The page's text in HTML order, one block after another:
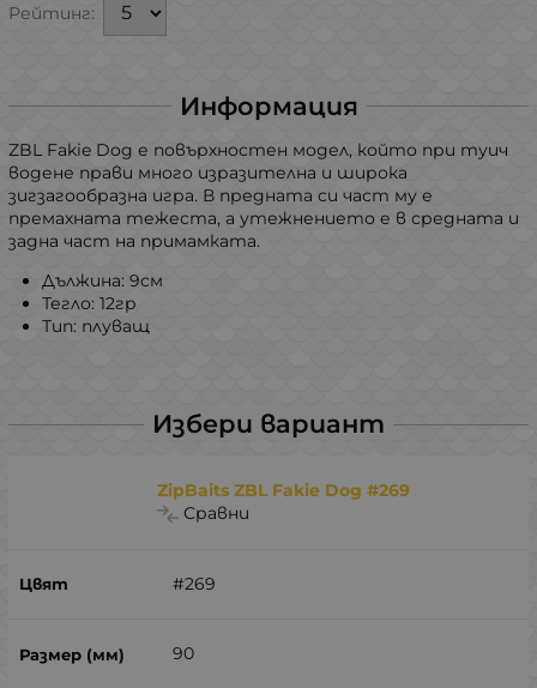
Рейтинг:
Информация
ZBL Fakie Dog е повърхностен модел, който при туич
водене прави много изразителна и широка
зигзагообразна игра. В предната си част му е
премахната тежеста, а утежнението е в средната и
задна част на примамката.
Дължина: 9см
Тегло: 12гр
Тип: плуващ
Избери вариант
ZipBaits ZBL Fakie Dog #269
Сравни
#269
90